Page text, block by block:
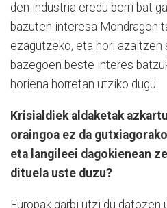
den industria eredu berri bat
bazuten interesa Mondragon
ezagutzeko, eta hori azaltzen
bazegoen beste interes
horiena horretan utziko dugu.
Krisialdiek aldaketak
oraingoa ez da
eta langileei dagokienean
dituela uste duzu?
Europak garbi utzi du datozen